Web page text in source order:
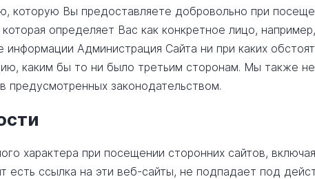
которую Вы предоставляете добровольно при
определяет Вас как конкретное лицо,
Администрация Сайта ни при каких
каким бы то ни было третьим сторонам. Мы также
законодательством.
характера при посещении сторонних сайтов,
есть ссылка на эти веб-сайты, не подпадает под